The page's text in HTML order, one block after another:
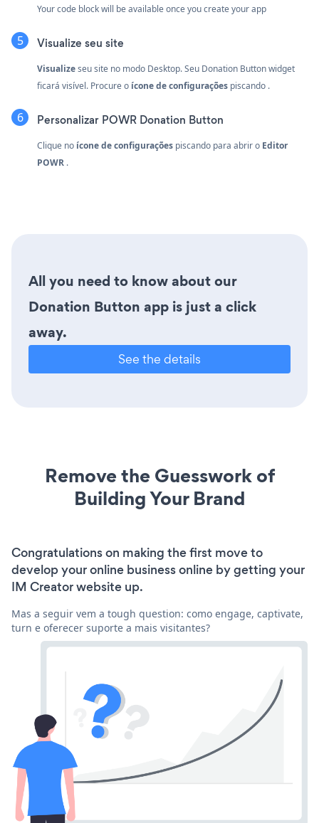
Your code block will be available once you create your app
Visualize seu site
Visualizeseu site no modo Desktop. Seu Donation Button widget
ficará visível. Procure o ícone de configurações piscando .
Personalizar POWR Donation Button
Clique no ícone de configurações piscando para abrir o Editor
POWR .
All you need to know about our
Donation Button app is just a click
away.
See the details
Remove the Guesswork of
Building Your Brand
Congratulations on making the first move to
develop your online business online by getting your
IM Creator website up.
Mas a seguir vem a tough question: como engage, captivate,
turn e oferecer suporte a mais visitantes?